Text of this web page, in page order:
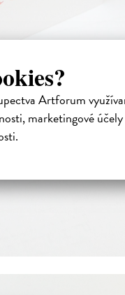
Artforum
marketingové účely